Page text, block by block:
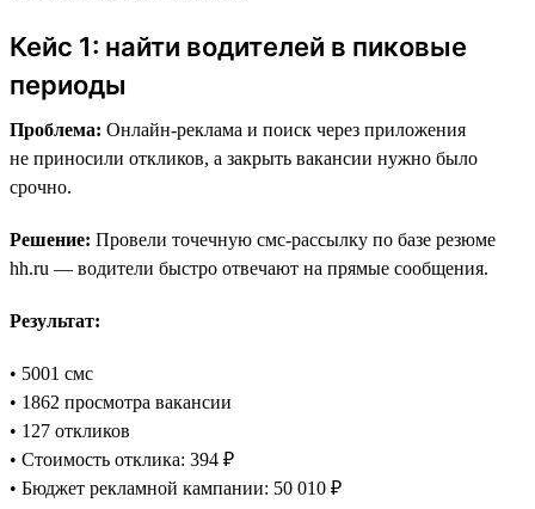
Кейс 1: найти водителей в пиковые
периоды
Проблема: Онлайн-реклама и поиск через приложения
не приносили откликов, а закрыть вакансии нужно было
срочно.
Решение: Провели точечную смс-рассылку по базе резюме
hh.ru — водители быстро отвечают на прямые сообщения.
Результат:
• 5001 смс
• 1862 просмотра вакансии
• 127 откликов
• Стоимость отклика: 394 ₽
• Бюджет рекламной кампании: 50 010 ₽